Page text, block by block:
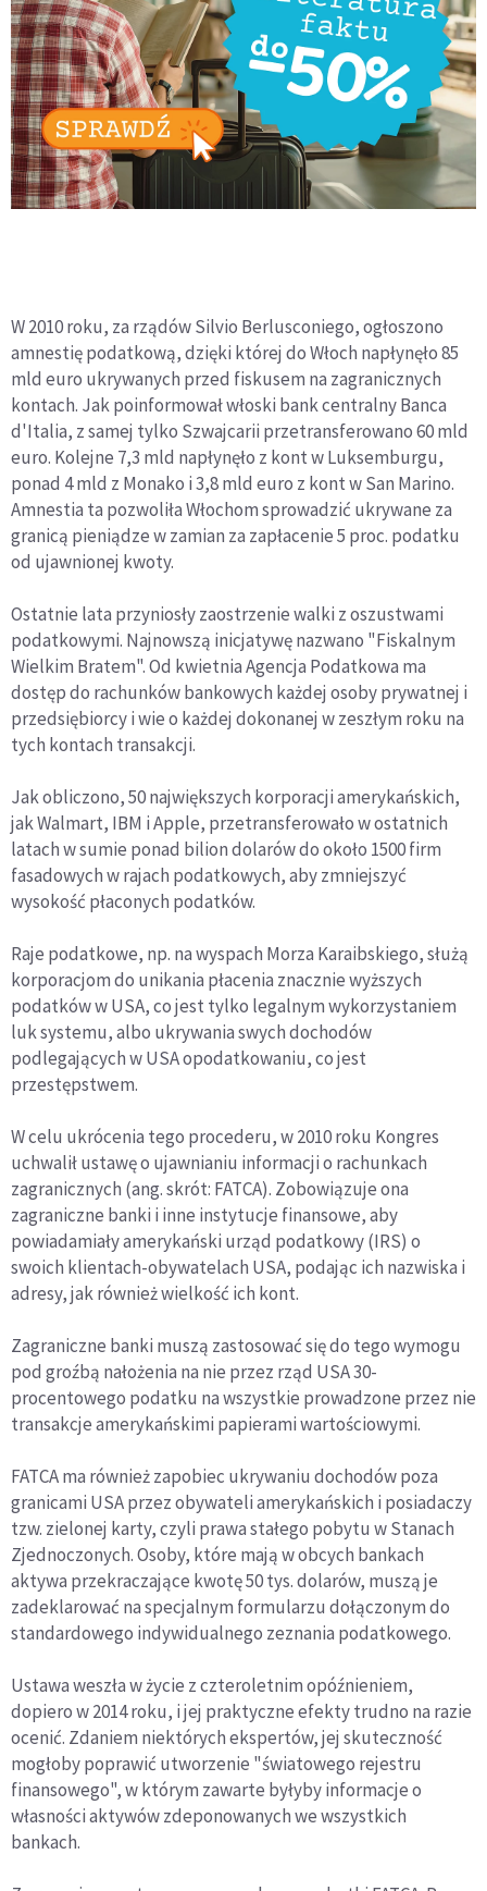
W 2010 roku, za rządów Silvio Berlusconiego, ogłoszono
amnestię podatkową, dzięki której do Włoch napłynęło 85
mld euro ukrywanych przed fiskusem na zagranicznych
kontach. Jak poinformował włoski bank centralny Banca
d'Italia, z samej tylko Szwajcarii przetransferowano 60 mld
euro. Kolejne 7,3 mld napłynęło z kont w Luksemburgu,
ponad 4 mld z Monako i 3,8 mld euro z kont w San Marino.
Amnestia ta pozwoliła Włochom sprowadzić ukrywane za
granicą pieniądze w zamian za zapłacenie 5 proc. podatku
od ujawnionej kwoty.
Ostatnie lata przyniosły zaostrzenie walki z oszustwami
podatkowymi. Najnowszą inicjatywę nazwano "Fiskalnym
Wielkim Bratem". Od kwietnia Agencja Podatkowa ma
dostęp do rachunków bankowych każdej osoby prywatnej i
przedsiębiorcy i wie o każdej dokonanej w zeszłym roku na
tych kontach transakcji.
Jak obliczono, 50 największych korporacji amerykańskich,
jak Walmart, IBM i Apple, przetransferowało w ostatnich
latach w sumie ponad bilion dolarów do około 1500 firm
fasadowych w rajach podatkowych, aby zmniejszyć
wysokość płaconych podatków.
Raje podatkowe, np. na wyspach Morza Karaibskiego, służą
korporacjom do unikania płacenia znacznie wyższych
podatków w USA, co jest tylko legalnym wykorzystaniem
luk systemu, albo ukrywania swych dochodów
podlegających w USA opodatkowaniu, co jest
przestępstwem.
W celu ukrócenia tego procederu, w 2010 roku Kongres
uchwalił ustawę o ujawnianiu informacji o rachunkach
zagranicznych (ang. skrót: FATCA). Zobowiązuje ona
zagraniczne banki i inne instytucje finansowe, aby
powiadamiały amerykański urząd podatkowy (IRS) o
swoich klientach-obywatelach USA, podając ich nazwiska i
adresy, jak również wielkość ich kont.
Zagraniczne banki muszą zastosować się do tego wymogu
pod groźbą nałożenia na nie przez rząd USA 30-
procentowego podatku na wszystkie prowadzone przez nie
transakcje amerykańskimi papierami wartościowymi.
FATCA ma również zapobiec ukrywaniu dochodów poza
granicami USA przez obywateli amerykańskich i posiadaczy
tzw. zielonej karty, czyli prawa stałego pobytu w Stanach
Zjednoczonych. Osoby, które mają w obcych bankach
aktywa przekraczające kwotę 50 tys. dolarów, muszą je
zadeklarować na specjalnym formularzu dołączonym do
standardowego indywidualnego zeznania podatkowego.
Ustawa weszła w życie z czteroletnim opóźnieniem,
dopiero w 2014 roku, i jej praktyczne efekty trudno na razie
ocenić. Zdaniem niektórych ekspertów, jej skuteczność
mogłoby poprawić utworzenie "światowego rejestru
finansowego", w którym zawarte byłyby informacje o
własności aktywów zdeponowanych we wszystkich
bankach.